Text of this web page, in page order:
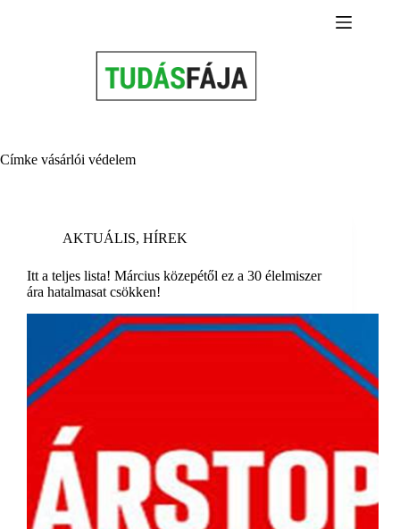
Címke vásárlói védelem
AKTUÁLIS, HÍREK
Itt a teljes lista! Március közepétől ez a 30 élelmiszer
ára hatalmasat csökken!